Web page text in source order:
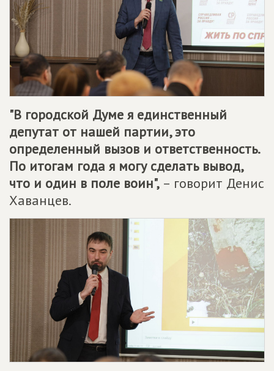
"В городской Думе я единственный
депутат от нашей партии, это
определенный вызов и ответственность.
По итогам года я могу сделать вывод,
что и один в поле воин", – говорит Денис
Хаванцев.